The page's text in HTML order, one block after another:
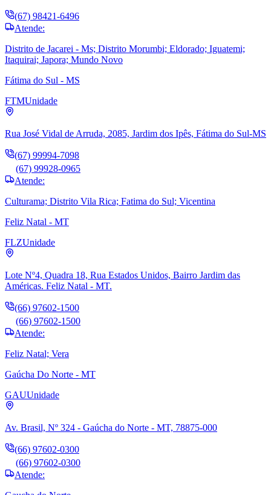
(67) 98421-6496
Atende:
Distrito de Jacarei - Ms; Distrito Morumbi; Eldorado; Iguatemi;
Itaquirai; Japora; Mundo Novo
Fátima do Sul - MS
FTMUnidade
Rua José Vidal de Arruda, 2085, Jardim dos Ipês, Fátima do Sul-MS
(67) 99994-7098
(67) 99928-0965
Atende:
Culturama; Distrito Vila Rica; Fatima do Sul; Vicentina
Feliz Natal - MT
FLZUnidade
Lote Nº4, Quadra 18, Rua Estados Unidos, Bairro Jardim das
Américas. Feliz Natal - MT.
(66) 97602-1500
(66) 97602-1500
Atende:
Feliz Natal; Vera
Gaúcha Do Norte - MT
GAUUnidade
Av. Brasil, Nº 324 - Gaúcha do Norte - MT, 78875-000
(66) 97602-0300
(66) 97602-0300
Atende: